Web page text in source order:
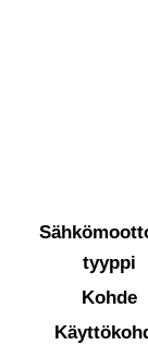
tyyppi
Kohde